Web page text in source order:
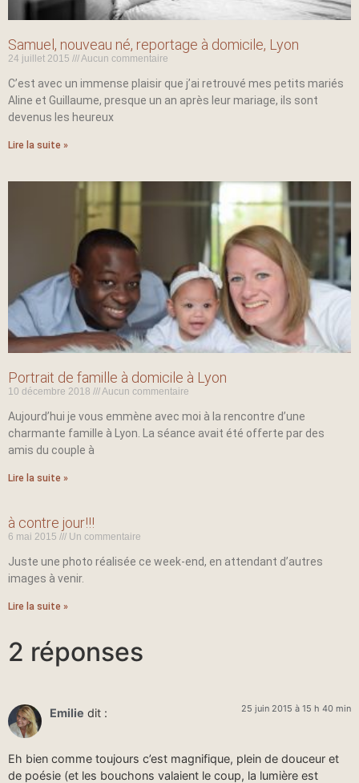
Samuel, nouveau né, reportage à domicile, Lyon
24 juillet 2015 Aucun commentaire
C’est avec un immense plaisir que j’ai retrouvé mes petits mariés
Aline et Guillaume, presque un an après leur mariage, ils sont
devenus les heureux
Lire la suite »
Portrait de famille à domicile à Lyon
10 décembre 2018 Aucun commentaire
Aujourd’hui je vous emmène avec moi à la rencontre d’une
charmante famille à Lyon. La séance avait été offerte par des
amis du couple à
Lire la suite »
à contre jour!!!
6 mai 2015 Un commentaire
Juste une photo réalisée ce week-end, en attendant d’autres
images à venir.
Lire la suite »
2 réponses
Emilie dit : 25 juin 2015 à 15 h 40 min
Eh bien comme toujours c’est magnifique, plein de douceur et
de poésie (et les bouchons valaient le coup, la lumière est